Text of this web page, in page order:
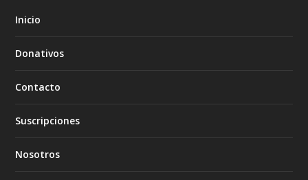
Inicio
Donativos
Contacto
Suscripciones
Nosotros